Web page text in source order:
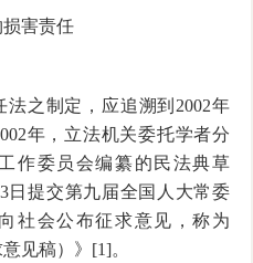
害责任
法之制定，应追溯到2002年
年，立法机关委托学者分
作委员会编纂的民法典草
日提交第九届全国人大常委
社会公布征求意见，称为
见稿）》[1]。